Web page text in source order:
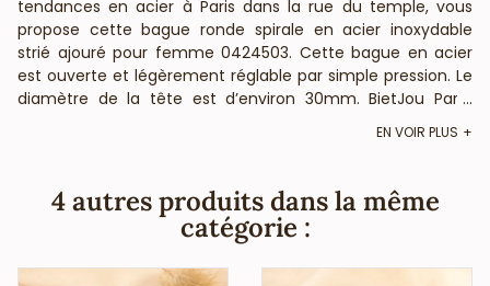
tendances en acier à Paris dans la rue du temple, vous
propose cette bague ronde spirale en acier inoxydable
strié ajouré pour femme 0424503. Cette bague en acier
est ouverte et légèrement réglable par simple pression. Le
diamètre de la tête est d’environ 30mm. BietJou Paris,
professionnels de la mode (bijouteries, boutiques de prêt-
coiffure, instituts de beauté, ongleries,...), vous informe que
ce bijou acier ne contient pas de nickel, plomb ni cadmium
et est anti-allergique (conformément aux lois françaises
...
EN VOIR PLUS
4 autres produits dans la même
catégorie :